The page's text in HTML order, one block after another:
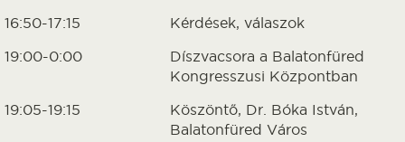
16:50-17:15 Kérdések, válaszok
19:00-0:00
Díszvacsora a Balatonfüred
Kongresszusi Központban
19:05-19:15
Köszöntő, Dr. Bóka István,
Balatonfüred Város